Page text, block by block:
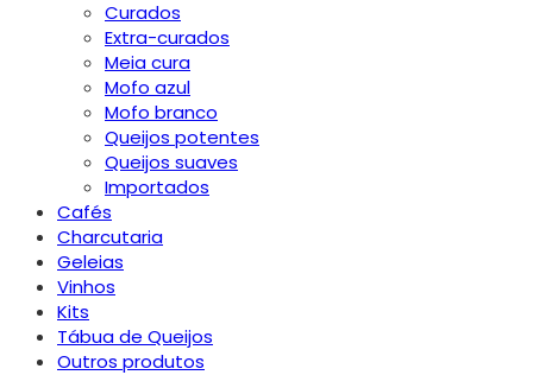
Curados
Extra-curados
Meia cura
Mofo azul
Mofo branco
Queijos potentes
Queijos suaves
Importados
Cafés
Charcutaria
Geleias
Vinhos
Kits
Tábua de Queijos
Outros produtos